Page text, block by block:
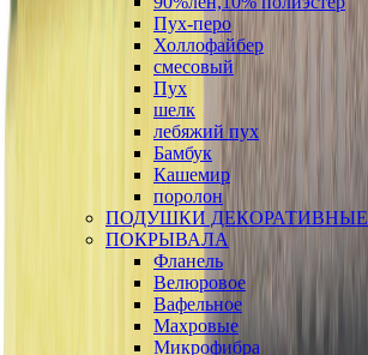
Пух-перо
Холлофайбер
смесовый
Пух
шелк
лебяжий пух
Бамбук
Кашемир
поролон
ПОДУШКИ ДЕКОРАТИВНЫЕ
ПОКРЫВАЛА
Фланель
Велюровое
Вафельное
Махровые
Микрофибра